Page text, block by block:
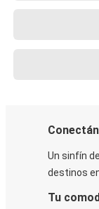
Un sinfín
destinos
Tu